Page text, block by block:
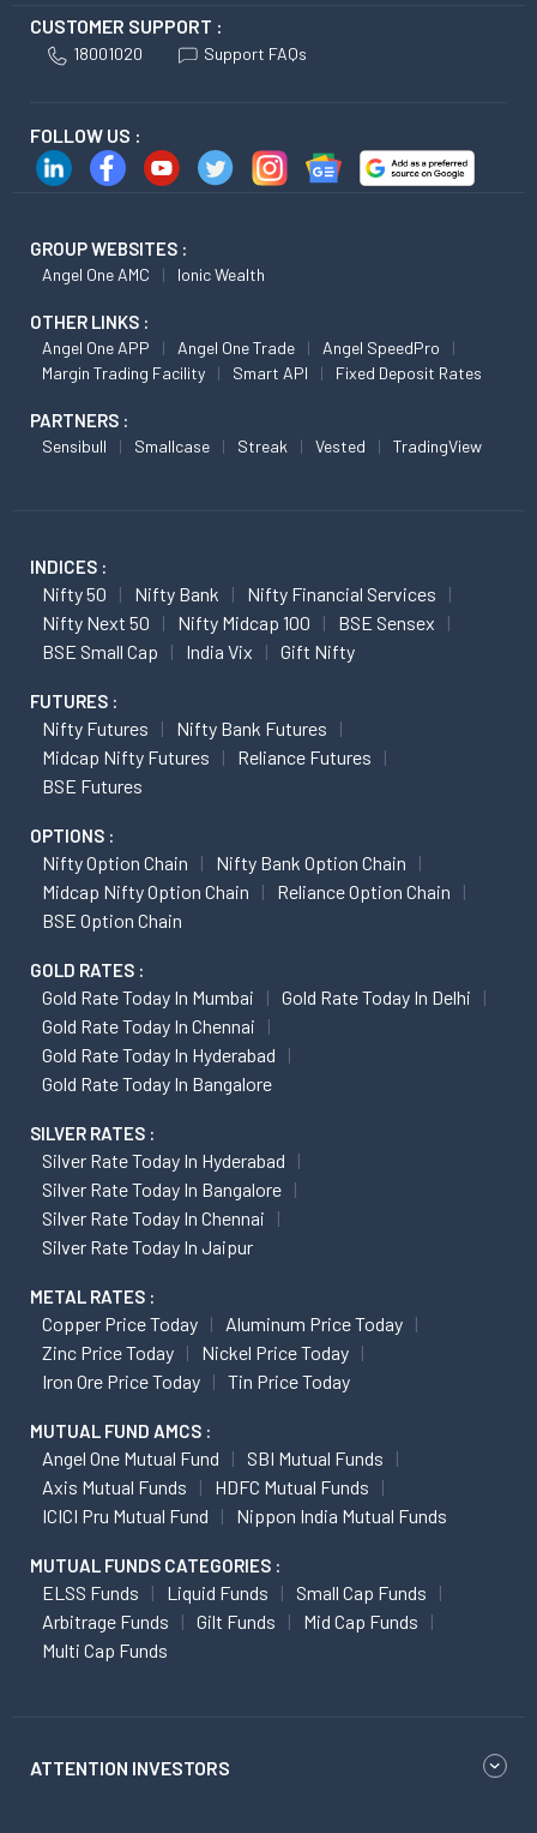
CUSTOMER SUPPORT :
18001020 Support FAQs
FOLLOW US :
GROUP WEBSITES :
Angel One AMC Ionic Wealth
OTHER LINKS :
Angel One APP Angel One Trade
Angel SpeedPro
Margin Trading Facility
Smart API Fixed Deposit Rates
PARTNERS :
Sensibull Smallcase Streak Vested TradingView
INDICES :
Nifty 50 Nifty Bank
Nifty Financial Services
Nifty Next 50
Nifty Midcap 100
BSE Sensex
BSE Small Cap
India Vix Gift Nifty
FUTURES :
Nifty Futures
Nifty Bank Futures
Midcap Nifty Futures
Reliance Futures
BSE Futures
OPTIONS :
Nifty Option Chain
Nifty Bank Option Chain
Midcap Nifty Option Chain
Reliance Option Chain
BSE Option Chain
GOLD RATES :
Gold Rate Today In Mumbai
Gold Rate Today In Delhi
Gold Rate Today In Chennai
Gold Rate Today In Hyderabad
Gold Rate Today In Bangalore
SILVER RATES :
Silver Rate Today In Hyderabad
Silver Rate Today In Bangalore
Silver Rate Today In Chennai
Silver Rate Today In Jaipur
METAL RATES :
Copper Price Today
Aluminum Price Today
Zinc Price Today
Nickel Price Today
Iron Ore Price Today
Tin Price Today
MUTUAL FUND AMCS :
Angel One Mutual Fund
SBI Mutual Funds
Axis Mutual Funds
HDFC Mutual Funds
ICICI Pru Mutual Fund
Nippon India Mutual Funds
MUTUAL FUNDS CATEGORIES :
ELSS Funds Liquid Funds
Small Cap Funds
Arbitrage Funds
Gilt Funds
Mid Cap Funds
Multi Cap Funds
ATTENTION INVESTORS